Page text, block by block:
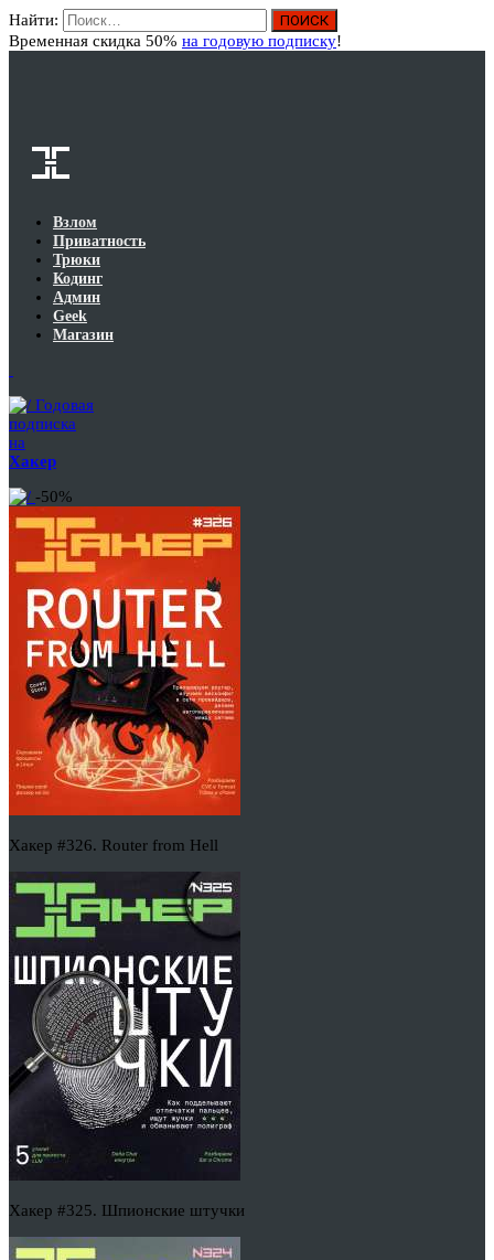
Найти:
Временная скидка 50% на годовую подписку!
Взлом
Приватность
Трюки
Кодинг
Админ
Geek
Магазин
Годовая
подписка
на
Хакер
-50%
Хакер #326. Router from Hell
Хакер #325. Шпионские штучки